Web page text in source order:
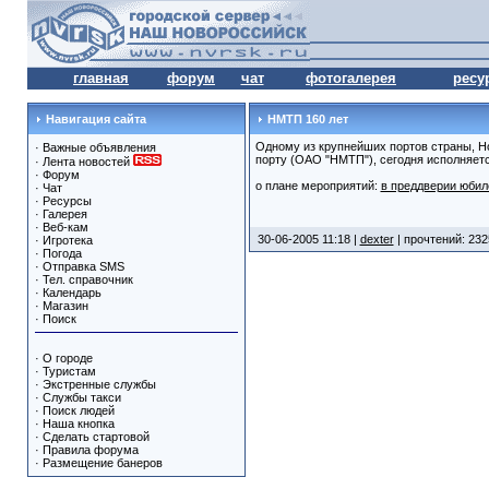
главная форум чат фотогалерея
Навигация сайта
· Важные объявления
· Лента новостей
· Форум
· Чат
· Ресурсы
· Галерея
· Веб-кам
· Игротека
· Погода
· Отправка SMS
· Тел. справочник
· Календарь
· Магазин
· Поиск
· О городе
· Туристам
· Экстренные службы
· Службы такси
· Поиск людей
· Наша кнопка
· Сделать стартовой
· Правила форума
· Размещение банеров
НМТП 160 лет
Одному из крупнейших портов страны,
порту (ОАО "НМТП"), сегодня
о плане мероприятий: в преддверии
30-06-2005 11:18 | dexter| прочтений: